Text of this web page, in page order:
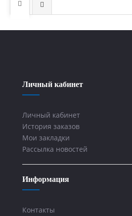
Личный кабинет
Личный кабинет
История заказов
Мои закладки
Рассылка новостей
Информация
Контакты